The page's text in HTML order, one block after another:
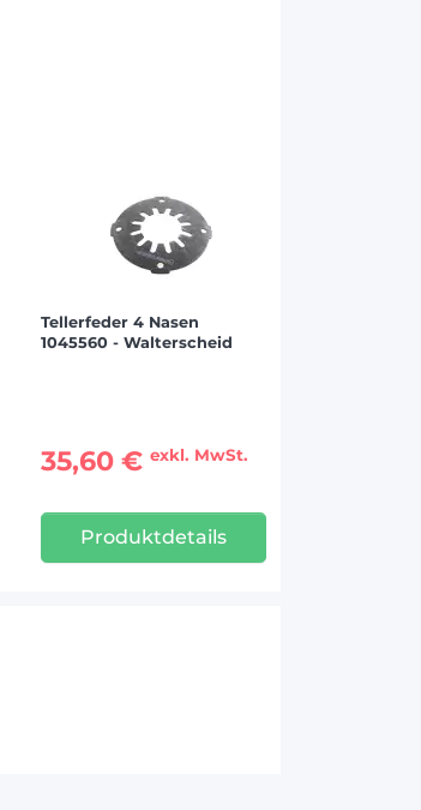
Tellerfeder 4 Nasen
1045560 - Walterscheid
35,60 € exkl. MwSt.
Produktdetails